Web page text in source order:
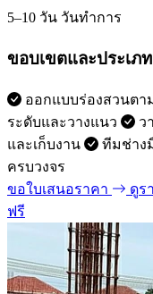
5–10 วัน วันทำการ
ขอบเขตและประเภ
ออกแบบร่องสวนตา
ระดับและวางแนว
ว
และเก็บงาน
ทีมช่าง
ครบวงจร
ขอใบเสนอราคา
ดูร
ฟรี